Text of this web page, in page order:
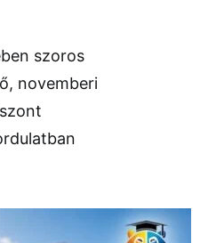
szoros
novemberi